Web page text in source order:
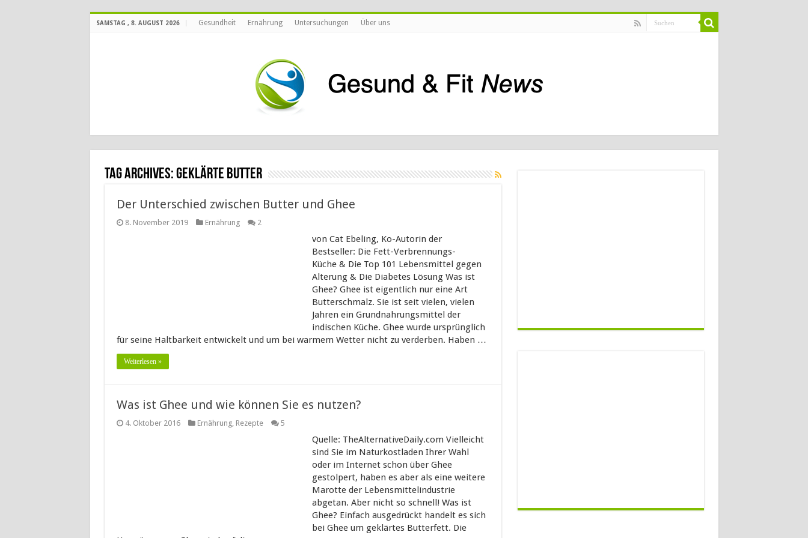
SAMSTAG , 8. AUGUST 2026 Gesundheit Ernährung Untersuchungen Über uns
Tag Archives:geklärte Butter
Der Unterschied zwischen Butter und Ghee
8. November 2019 Ernährung 2
von Cat Ebeling, Ko-Autorin der
Bestseller: Die Fett-Verbrennungs-
Küche & Die Top 101 Lebensmittel gegen
Alterung & Die Diabetes Lösung Was ist
Ghee? Ghee ist eigentlich nur eine Art
Butterschmalz. Sie ist seit vielen, vielen
Jahren ein Grundnahrungsmittel der
indischen Küche. Ghee wurde ursprünglich
für seine Haltbarkeit entwickelt und um bei warmem Wetter nicht zu verderben. Haben …
Weiterlesen »
Was ist Ghee und wie können Sie es nutzen?
4. Oktober 2016 Ernährung, Rezepte 5
Quelle: TheAlternativeDaily.com Vielleicht
sind Sie im Naturkostladen Ihrer Wahl
oder im Internet schon über Ghee
gestolpert, haben es aber als eine weitere
Marotte der Lebensmittelindustrie
abgetan. Aber nicht so schnell! Was ist
Ghee? Einfach ausgedrückt handelt es sich
bei Ghee um geklärtes Butterfett. Die